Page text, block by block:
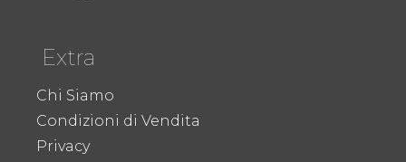
Extra
Chi Siamo
Condizioni di Vendita
Privacy